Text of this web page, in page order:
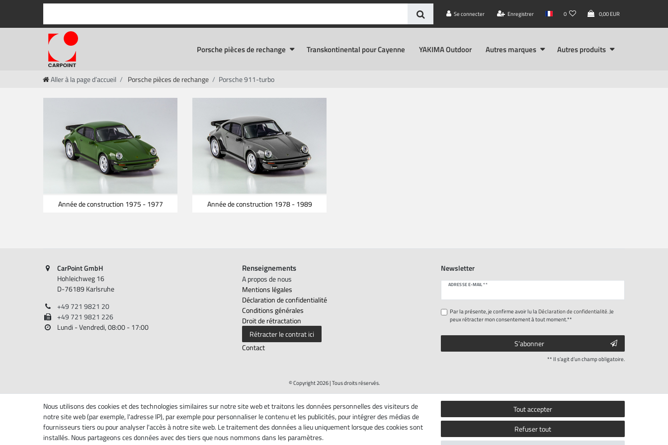
Se connecter Enregistrer 0 0,00 EUR
Porsche pièces de rechange Transkontinental pour Cayenne YAKIMA Outdoor Autres marques Autres produits
Aller à la page d’accueil Porsche pièces de rechange Porsche 911-turbo
Année de construction 1975 - 1977 Année de construction 1978 - 1989
CarPoint GmbH
Hohleichweg 16
D-76189 Karlsruhe
+49 721 9821 20
+49 721 9821 226
Lundi - Vendredi, 08:00 - 17:00
Renseignements
A propos de nous
Mentions légales
Déclaration de confidentialité
Conditions générales
Droit de rétractation
Rétracter le contrat ici
Contact
Newsletter
ADRESSE E-MAIL **
Ceres::Template.newsletterHoneypotLabel
Par la présente, je confirme avoir lu laDéclaration de confidentialité. Je
peux rétracter mon consentement à tout moment.**
S’abonner
** Il s’agit d’un champ obligatoire.
© Copyright 2026 | Tous droits réservés.
Nous utilisons des cookies et des technologies similaires sur notre site web et traitons les données personnelles des visiteurs de
notre site web (par exemple, l'adresse IP), par exemple pour personnaliser le contenu et les publicités, pour intégrer des médias de
fournisseurs tiers ou pour analyser l'accès à notre site web. Le traitement des données a lieu uniquement lorsque des cookies sont
installés. Nous partageons ces données avec des tiers que nous nommons dans les paramètres.
Tout accepter
Refuser tout